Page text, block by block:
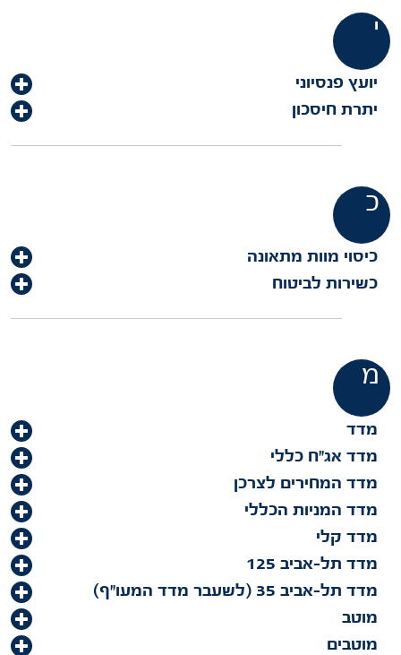
י
יועץ פנסיוני
יתרת חיסכון
כ
כיסוי מוות מתאונה
כשירות לביטוח
מ
מדד
מדד אג"ח כללי
מדד המחירים לצרכן
מדד המניות הכללי
מדד קלי
מדד תל-אביב 125
מדד תל-אביב 35 (לשעבר מדד המעו"ף)
מוטב
מוטבים